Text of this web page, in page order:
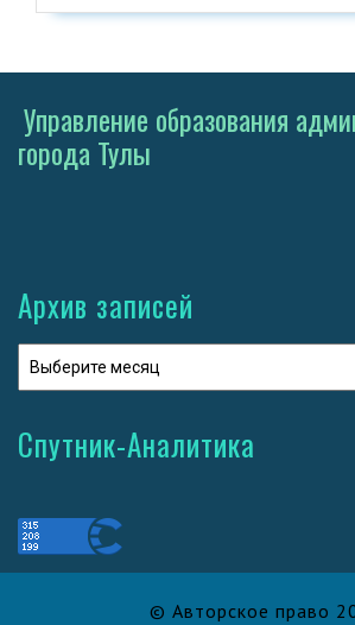
Управление образования
города Тулы
Архив записей
Спутник-Аналитика
© Авторское право